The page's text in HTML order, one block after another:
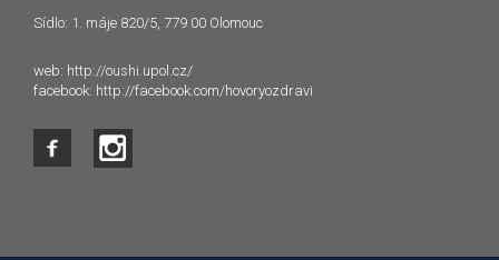
Sídlo: 1. máje 820/5, 779 00 Olomouc
web: http://oushi.upol.cz/
facebook: http://facebook.com/hovoryozdravi